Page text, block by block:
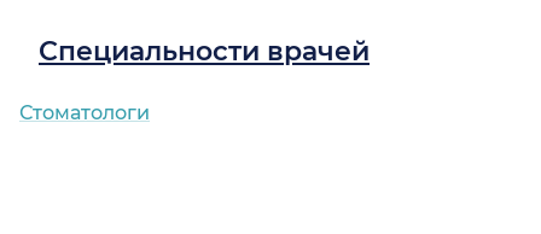
Специальности врачей
Стоматологи